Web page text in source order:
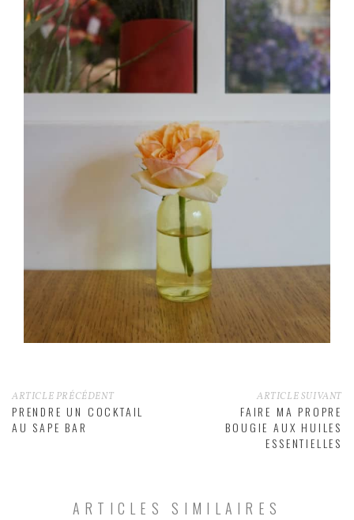
ARTICLE PRÉCÉDENT
PRENDRE UN COCKTAIL
AU SAPE BAR
ARTICLE SUIVANT
FAIRE MA PROPRE
BOUGIE AUX HUILES
ESSENTIELLES
ARTICLES SIMILAIRES